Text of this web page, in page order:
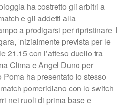
ha costretto gli arbitri a
e gli addetti alla
a prodigarsi per ripristinare il
inizialmente prevista per le
21.15 con l’atteso duello tra
Clima e Angel Duno per
Poma ha presentato lo stesso
pomeridiano con lo switch
nei ruoli di prima base e